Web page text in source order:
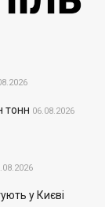
тонн 06.08.2026
у Києві